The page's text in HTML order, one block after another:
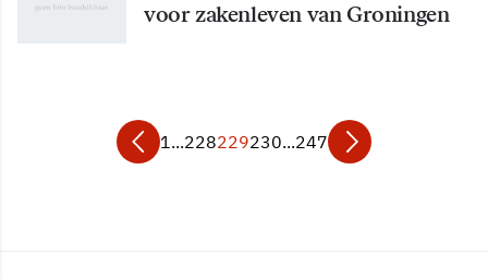
voor zakenleven van Groningen
1...228229230...247